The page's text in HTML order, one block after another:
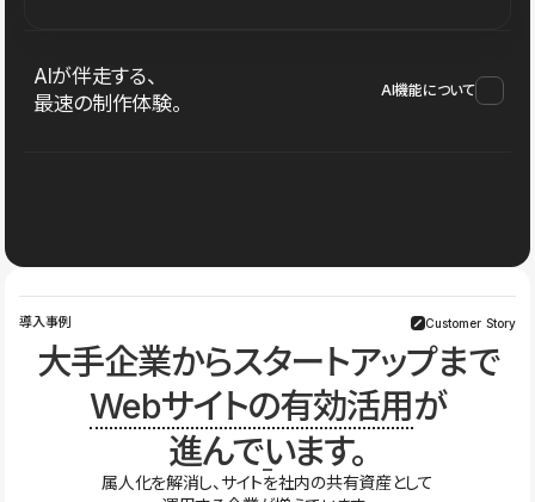
AIが伴走する、
最速の制作体験。
AI機能について
導入事例 Customer Story
大手企業からスタートアップまで
Webサイトの有効活用が
進んでいます。
属人化を解消し、サイトを社内の共有資産として